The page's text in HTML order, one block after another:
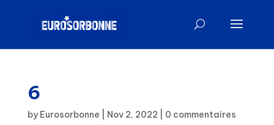
6
by Eurosorbonne Nov 2, 2022 0 commentaires